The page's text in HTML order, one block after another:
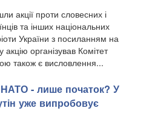
акції проти словесних і
та інших національних
України з посиланням на
організував Комітет
також є висловлення...
- лише початок? У
уже випробовує